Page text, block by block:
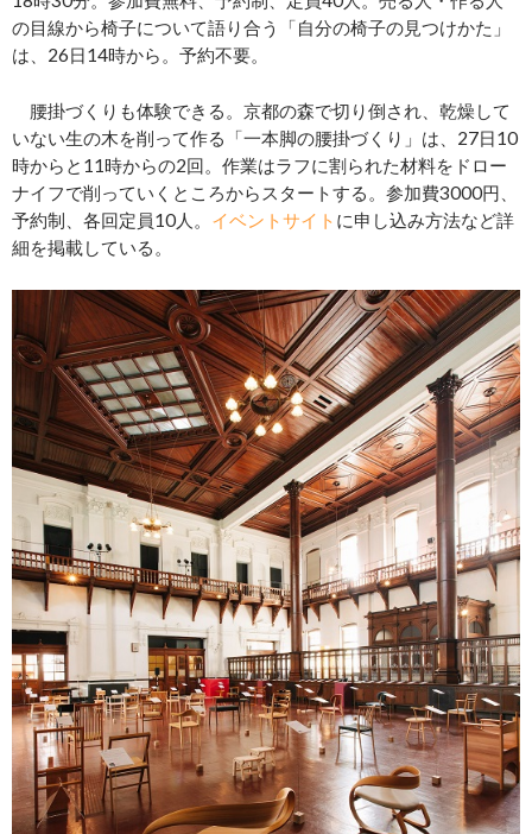
の目線から椅子について語り合う「自分の椅子の見つけかた」
は、26日14時から。予約不要。
腰掛づくりも体験できる。京都の森で切り倒され、乾燥して
いない生の木を削って作る「一本脚の腰掛づくり」は、27日10
時からと11時からの2回。作業はラフに割られた材料をドロー
ナイフで削っていくところからスタートする。参加費3000円、
予約制、各回定員10人。 イベントサイト に申し込み方法など詳
細を掲載している。